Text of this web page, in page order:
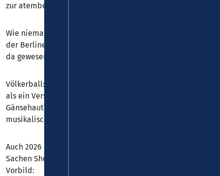
zur atemberaubenden Realität werden zu lassen.
Wie niemand sonst, setzen Völkerball das Konzerterlebnis
der Berliner Rockgiganten mit explosiver Kraft und in nie
da gewesener Perfektion auf der Bühne um.
Völkerball: 99,9 % Rammstein – 100 % Völkerball ist mehr
als ein Versprechen: Die Band ist eine Garantie für
Gänsehaut, eine höchst beindruckende Pyro-Show und
musikalische Präzision auf höchstem Niveau.
Auch 2026 setzen Völkerball wieder neue Maßstäbe in
Sachen Showdesign und Originaltreue zu ihrem großen
Vorbild: